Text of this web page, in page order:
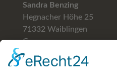
Sandra Benzing
Hegnacher Höhe 25
71332 Waiblingen
Germany
Telefon (+49)07151-59781